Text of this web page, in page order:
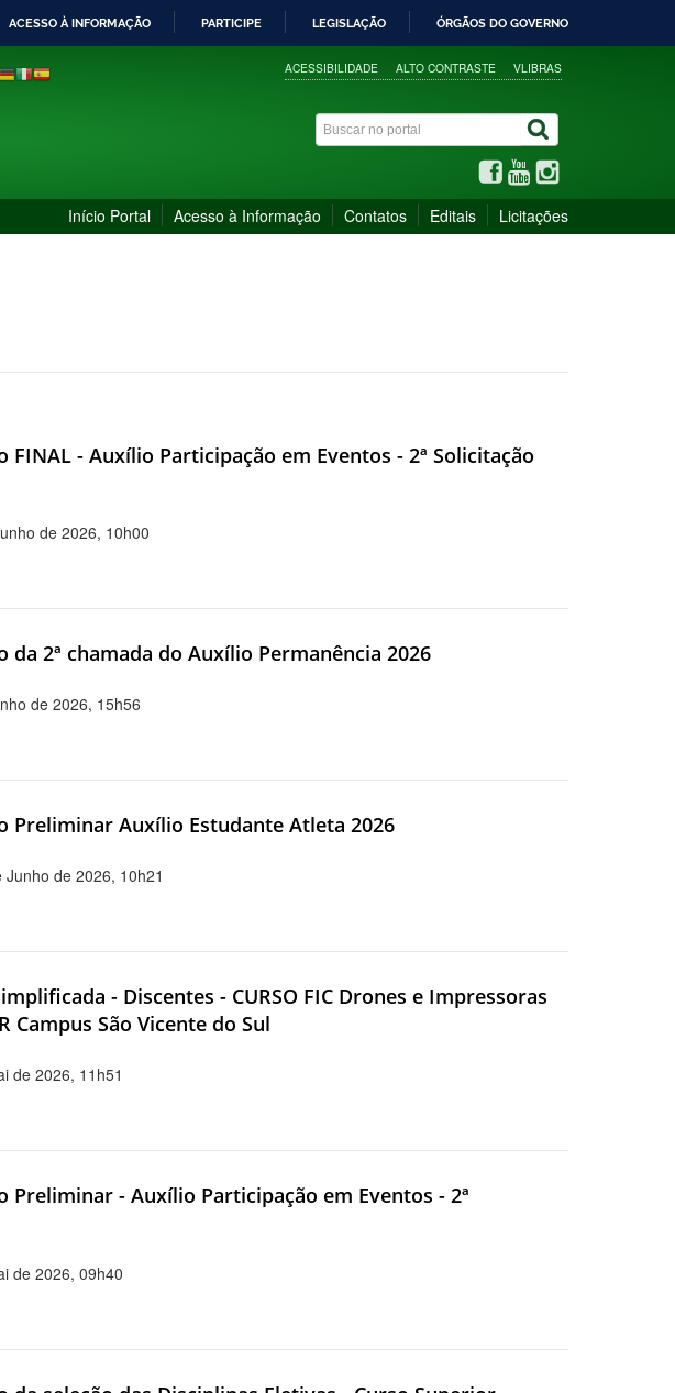
ACESSO À INFORMAÇÃO PARTICIPE LEGISLAÇÃO ÓRGÃOS DO GOVERNO
ACESSIBILIDADE ALTO CONTRASTE VLIBRAS
Início Portal Acesso à Informação Contatos Editais Licitações
FINAL - Auxílio Participação em Eventos - 2ª Solicitação
de 2026, 10h00
da 2ª chamada do Auxílio Permanência 2026
de 2026, 15h56
Preliminar Auxílio Estudante Atleta 2026
de 2026, 10h21
- Discentes - CURSO FIC Drones e Impressoras
Campus São Vicente do Sul
de 2026, 11h51
Preliminar - Auxílio Participação em Eventos - 2ª
de 2026, 09h40